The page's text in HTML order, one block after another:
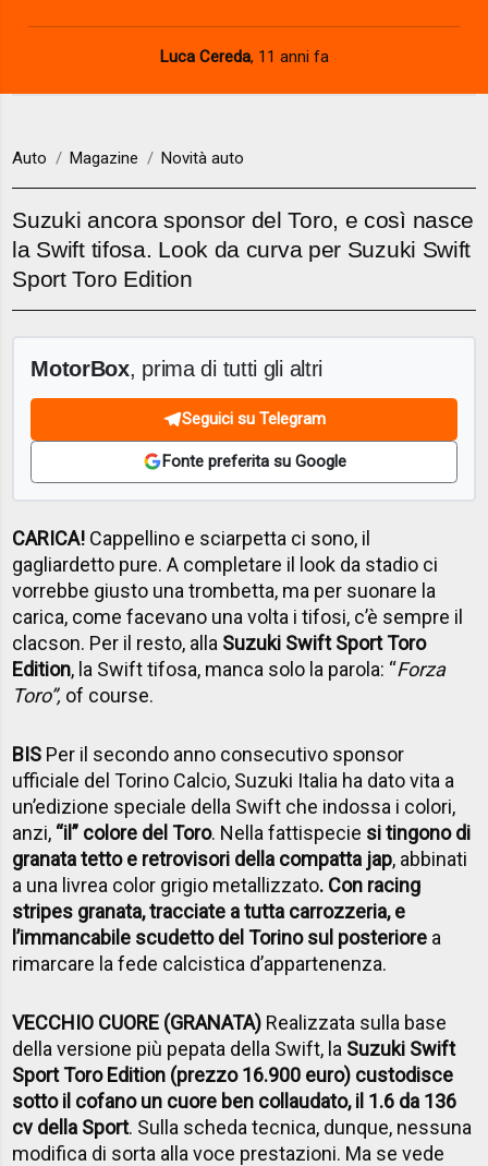
d
e
Luca Cereda, 11 anni fa
Auto Magazine Novità auto
Suzuki ancora sponsor del Toro, e così nasce
la Swift tifosa. Look da curva per Suzuki Swift
Sport Toro Edition
MotorBox, prima di tutti gli altri
Seguici su Telegram
Fonte preferita su Google
CARICA! Cappellino e sciarpetta ci sono, il
gagliardetto pure. A completare il look da stadio ci
vorrebbe giusto una trombetta, ma per suonare la
carica, come facevano una volta i tifosi, c’è sempre il
clacson. Per il resto, alla Suzuki Swift Sport Toro
Edition, la Swift tifosa, manca solo la parola: “Forza
Toro”, of course.
BIS Per il secondo anno consecutivo sponsor
ufficiale del Torino Calcio, Suzuki Italia ha dato vita a
un’edizione speciale della Swift che indossa i colori,
anzi, “il” colore del Toro. Nella fattispecie si tingono di
granata tetto e retrovisori della compatta jap, abbinati
a una livrea color grigio metallizzato. Con racing
stripes granata, tracciate a tutta carrozzeria, e
l’immancabile scudetto del Torino sul posteriore a
rimarcare la fede calcistica d’appartenenza.
VECCHIO CUORE (GRANATA) Realizzata sulla base
della versione più pepata della Swift, la Suzuki Swift
Sport Toro Edition (prezzo 16.900 euro) custodisce
sotto il cofano un cuore ben collaudato, il 1.6 da 136
cv della Sport. Sulla scheda tecnica, dunque, nessuna
modifica di sorta alla voce prestazioni. Ma se vede